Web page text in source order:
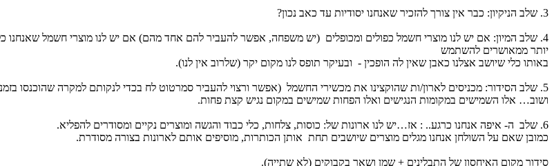
3. שלב הניקיון: כבר אין צורך להזכיר שאנחנו יסודיות עד כאב נכון?
4. שלב המיון: אם יש לנו מוצרי חשמל כפולים ומכופלים (יש משפחה, אפשר להעביר להם אחד מהם) אם יש לנו מוצרי חשמל
יותר ממאושרים להשתמש
באותו כלי שיושב אצלנו כאבן שאין לה הופכין - ובעיקר תופס לנו מקום יקר (שלרוב אין לנו).
5. שלב הסידור: מכניסים לארון/ות שהוקצינו את מכשירי החשמל (אפשר ורצוי להעביר סמרטוט לח בכדי לנקותם למקרה שהוכנסו בזמנו .. לא ממש נקיים).
ושוב… אלו השמישים במקומות הנגישים ואלו הפחות שמישים במקום נגיש קצת פחות.
6. שלב ה- איפה אנחנו כרגע.. : אז…יש לנו ארונות של: כוסות, צלחות, כלי כבוד והגשה ומוצרים נקיים ומסודרים להפליא.
כמובן שאם על השולחן אנחנו מגלים מוצרים שיושבים תחת אותן הכותרות, מוסיפים אותם לארונות בצורה מסודרת.
סידור מקום האיחסון של התבלינים + שמן ושאר בקבוקים (לא שתייה).